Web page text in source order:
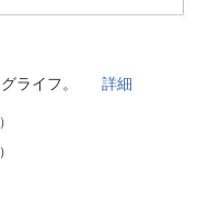
グライフ。 詳細
）